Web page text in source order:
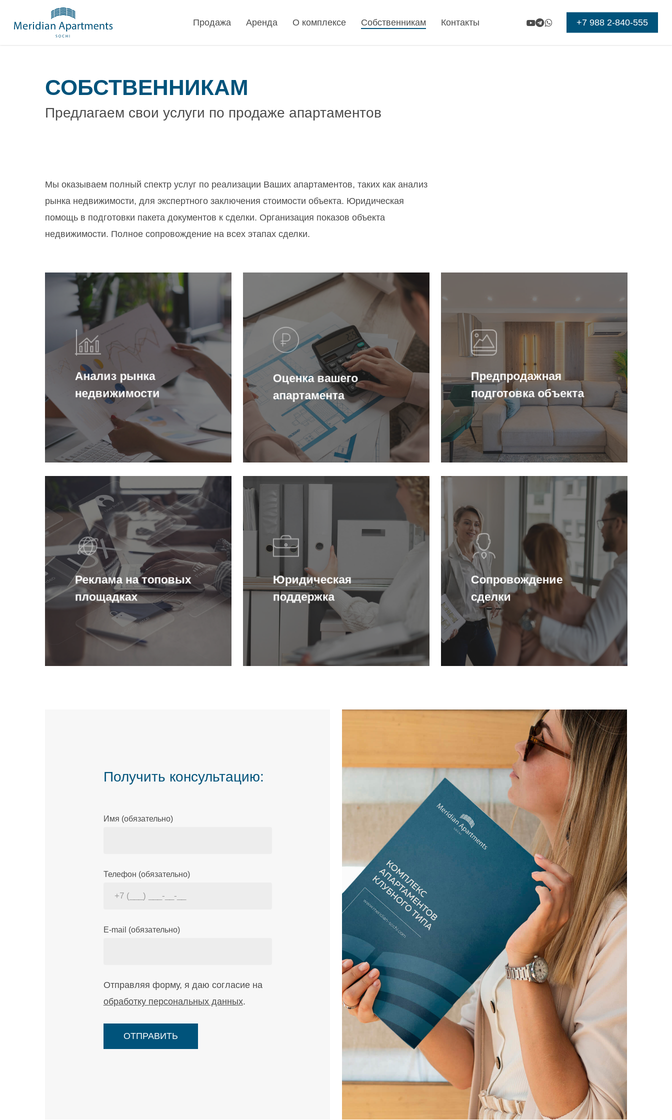
Продажа Аренда О комплексе Собственникам Контакты youtube
telegram
whatsapp+7 988 2-840-555
СОБСТВЕННИКАМ
Предлагаем свои услуги по продаже апартаментов
Мы оказываем полный спектр услуг по реализации Ваших апартаментов, таких как анализ
рынка недвижимости, для экспертного заключения стоимости объекта. Юридическая
помощь в подготовки пакета документов к сделки. Организация показов объекта
недвижимости. Полное сопровождение на всех этапах сделки.
Анализ рынка
недвижимости
Оценка вашего
апартамента
Предпродажная
подготовка объекта
Реклама на топовых
площадках
Юридическая
поддержка
Сопровождение
сделки
Получить консультацию:
Имя (обязательно)
Телефон (обязательно)
E-mail (обязательно)
Отправляя форму, я даю согласие на
обработку персональных данных.